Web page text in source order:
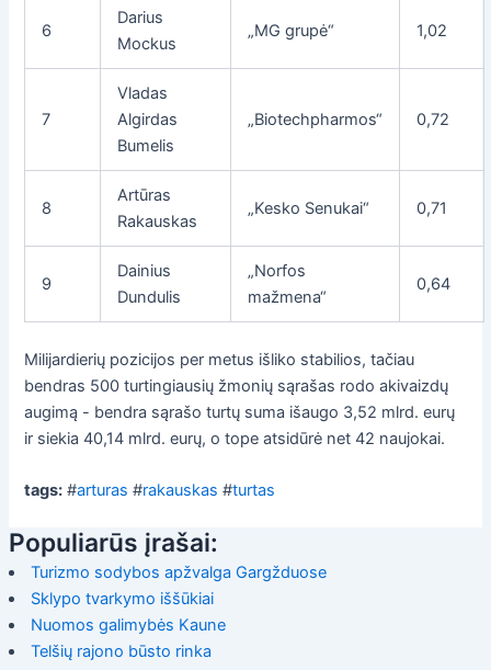
6
Darius
Mockus
„MG grupė“ 1,02
7
Vladas
Algirdas
Bumelis
„Biotechpharmos“ 0,72
8
Artūras
Rakauskas
„Kesko Senukai“ 0,71
9
Dainius
Dundulis
„Norfos
mažmena“
0,64
Milijardierių pozicijos per metus išliko stabilios, tačiau
bendras 500 turtingiausių žmonių sąrašas rodo akivaizdų
augimą - bendra sąrašo turtų suma išaugo 3,52 mlrd. eurų
ir siekia 40,14 mlrd. eurų, o tope atsidūrė net 42 naujokai.
tags: #arturas #rakauskas #turtas
Populiarūs įrašai:
Turizmo sodybos apžvalga Gargžduose
Sklypo tvarkymo iššūkiai
Nuomos galimybės Kaune
Telšių rajono būsto rinka